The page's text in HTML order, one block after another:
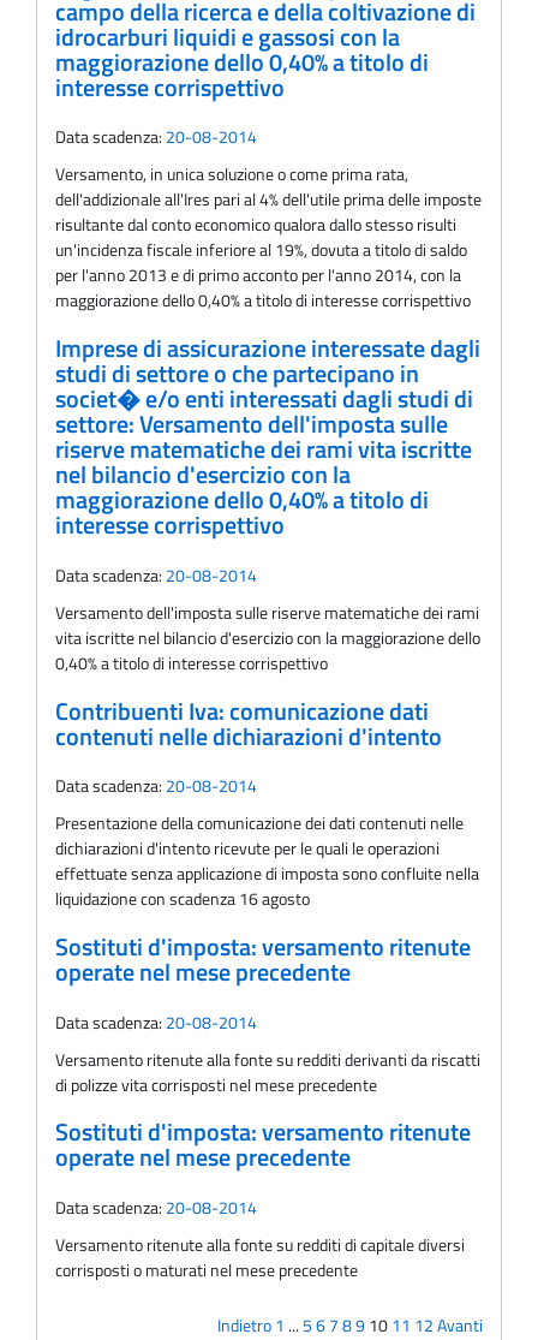
campo della ricerca e della coltivazione di
idrocarburi liquidi e gassosi con la
maggiorazione dello 0,40% a titolo di
interesse corrispettivo
Data scadenza: 20-08-2014
Versamento, in unica soluzione o come prima rata,
dell'addizionale all'Ires pari al 4% dell'utile prima delle imposte
risultante dal conto economico qualora dallo stesso risulti
un'incidenza fiscale inferiore al 19%, dovuta a titolo di saldo
per l'anno 2013 e di primo acconto per l'anno 2014, con la
maggiorazione dello 0,40% a titolo di interesse corrispettivo
Imprese di assicurazione interessate dagli
studi di settore o che partecipano in
societ� e/o enti interessati dagli studi di
settore: Versamento dell'imposta sulle
riserve matematiche dei rami vita iscritte
nel bilancio d'esercizio con la
maggiorazione dello 0,40% a titolo di
interesse corrispettivo
Data scadenza: 20-08-2014
Versamento dell'imposta sulle riserve matematiche dei rami
vita iscritte nel bilancio d'esercizio con la maggiorazione dello
0,40% a titolo di interesse corrispettivo
Contribuenti Iva: comunicazione dati
contenuti nelle dichiarazioni d'intento
Data scadenza: 20-08-2014
Presentazione della comunicazione dei dati contenuti nelle
dichiarazioni d'intento ricevute per le quali le operazioni
effettuate senza applicazione di imposta sono confluite nella
liquidazione con scadenza 16 agosto
Sostituti d'imposta: versamento ritenute
operate nel mese precedente
Data scadenza: 20-08-2014
Versamento ritenute alla fonte su redditi derivanti da riscatti
di polizze vita corrisposti nel mese precedente
Sostituti d'imposta: versamento ritenute
operate nel mese precedente
Data scadenza: 20-08-2014
Versamento ritenute alla fonte su redditi di capitale diversi
corrisposti o maturati nel mese precedente
Indietro1 ... 567891011 12Avanti